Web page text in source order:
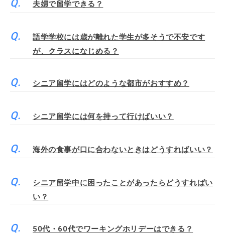
夫婦で留学できる？
語学学校には歳が離れた学生が多そうで不安です
が、クラスになじめる？
シニア留学にはどのような都市がおすすめ？
シニア留学には何を持って行けばいい？
海外の食事が口に合わないときはどうすればいい？
シニア留学中に困ったことがあったらどうすればい
い？
50代・60代でワーキングホリデーはできる？